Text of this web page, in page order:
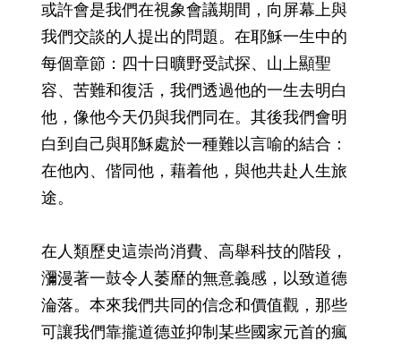
或許會是我們在視象會議期間，向屏幕上與
我們交談的人提出的問題。在耶穌一生中的
每個章節：四十日曠野受試探、山上顯聖
容、苦難和復活，我們透過他的一生去明白
他，像他今天仍與我們同在。其後我們會明
白到自己與耶穌處於一種難以言喻的結合：
在他內、偕同他，藉着他，與他共赴人生旅
途。
在人類歷史這崇尚消費、高舉科技的階段，
瀰漫著一鼓令人萎靡的無意義感，以致道德
淪落。本來我們共同的信念和價值觀，那些
可讓我們靠攏道德並抑制某些國家元首的瘋